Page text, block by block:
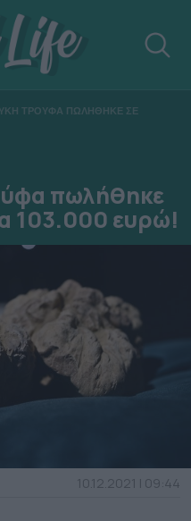
ΤΡΟΥΦΑ ΠΩΛΗΘΗΚΕ ΣΕ
πωλήθηκε
103.000 ευρώ!
10.12.2021 | 09:44